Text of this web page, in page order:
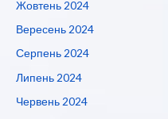
Жовтень 2024
Вересень 2024
Серпень 2024
Липень 2024
Червень 2024